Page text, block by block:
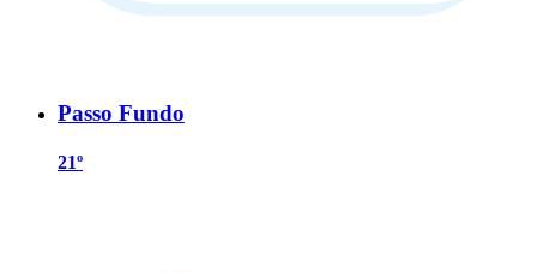
Passo Fundo
21º